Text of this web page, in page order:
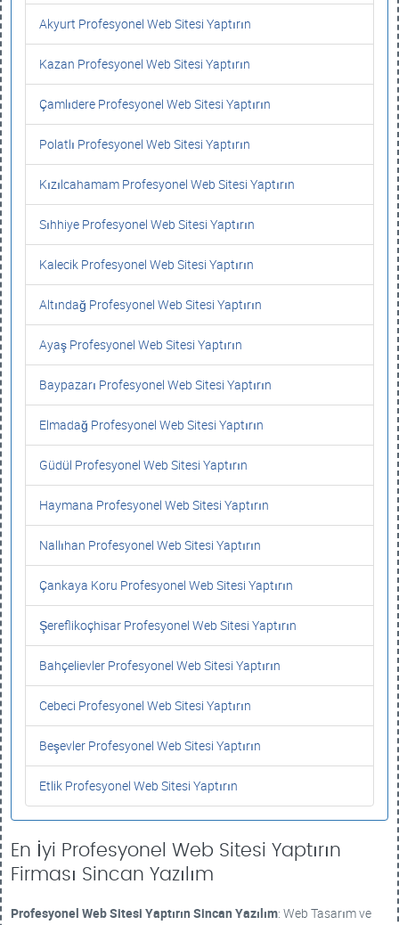
Akyurt Profesyonel Web Sitesi Yaptırın
Kazan Profesyonel Web Sitesi Yaptırın
Çamlıdere Profesyonel Web Sitesi Yaptırın
Polatlı Profesyonel Web Sitesi Yaptırın
Kızılcahamam Profesyonel Web Sitesi Yaptırın
Sıhhiye Profesyonel Web Sitesi Yaptırın
Kalecik Profesyonel Web Sitesi Yaptırın
Altındağ Profesyonel Web Sitesi Yaptırın
Ayaş Profesyonel Web Sitesi Yaptırın
Baypazarı Profesyonel Web Sitesi Yaptırın
Elmadağ Profesyonel Web Sitesi Yaptırın
Güdül Profesyonel Web Sitesi Yaptırın
Haymana Profesyonel Web Sitesi Yaptırın
Nallıhan Profesyonel Web Sitesi Yaptırın
Çankaya Koru Profesyonel Web Sitesi Yaptırın
Şereflikoçhisar Profesyonel Web Sitesi Yaptırın
Bahçelievler Profesyonel Web Sitesi Yaptırın
Cebeci Profesyonel Web Sitesi Yaptırın
Beşevler Profesyonel Web Sitesi Yaptırın
Etlik Profesyonel Web Sitesi Yaptırın
En İyi Profesyonel Web Sitesi Yaptırın
Firması Sincan Yazılım
Profesyonel Web Sitesi Yaptırın Sincan Yazılım: Web Tasarım ve